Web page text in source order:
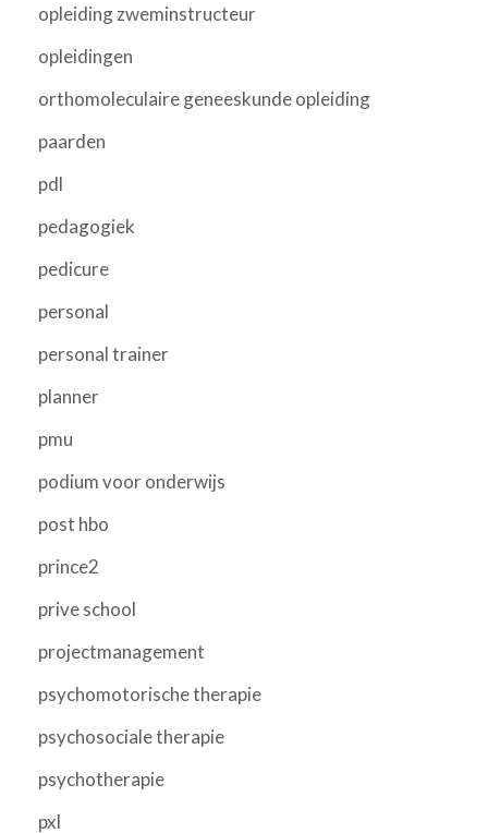
opleiding zweminstructeur
opleidingen
orthomoleculaire geneeskunde opleiding
paarden
pdl
pedagogiek
pedicure
personal
personal trainer
planner
pmu
podium voor onderwijs
post hbo
prince2
prive school
projectmanagement
psychomotorische therapie
psychosociale therapie
psychotherapie
pxl